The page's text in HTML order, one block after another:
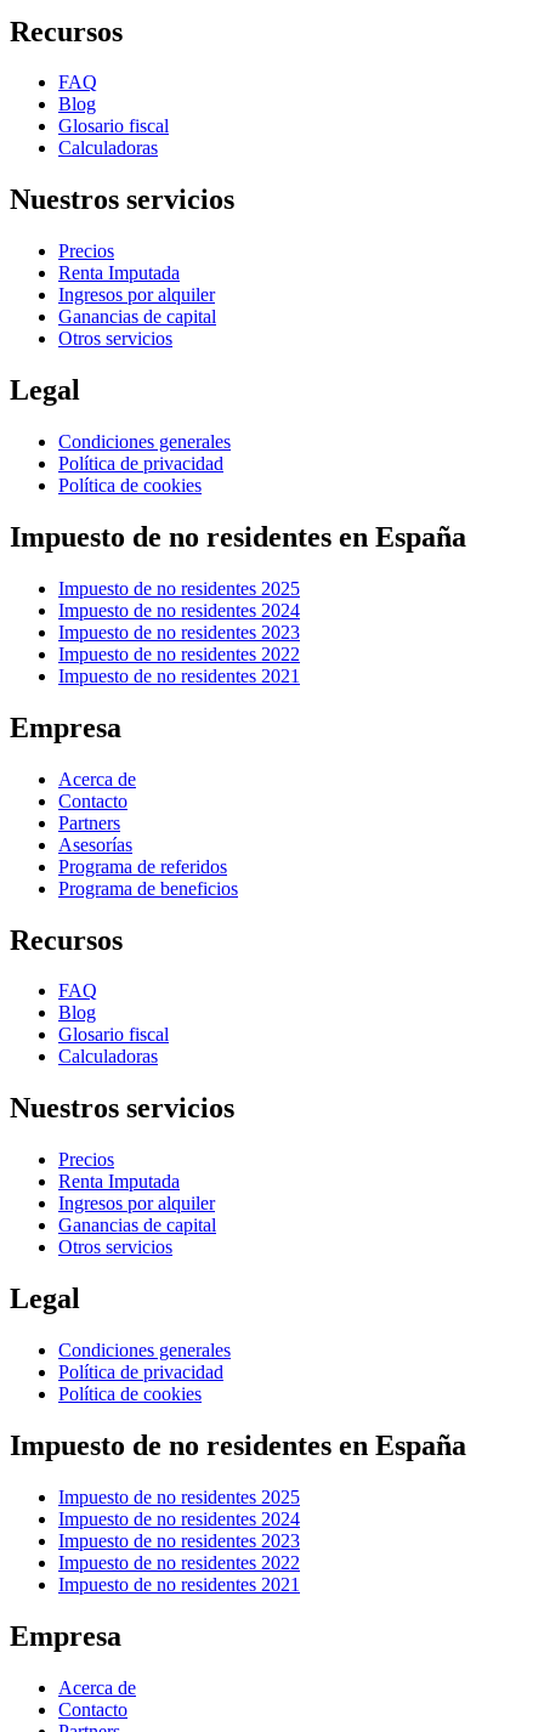
Recursos
FAQ
Blog
Glosario fiscal
Calculadoras
Nuestros servicios
Precios
Renta Imputada
Ingresos por alquiler
Ganancias de capital
Otros servicios
Legal
Condiciones generales
Política de privacidad
Política de cookies
Impuesto de no residentes en España
Impuesto de no residentes 2025
Impuesto de no residentes 2024
Impuesto de no residentes 2023
Impuesto de no residentes 2022
Impuesto de no residentes 2021
Empresa
Acerca de
Contacto
Partners
Asesorías
Programa de referidos
Programa de beneficios
Recursos
FAQ
Blog
Glosario fiscal
Calculadoras
Nuestros servicios
Precios
Renta Imputada
Ingresos por alquiler
Ganancias de capital
Otros servicios
Legal
Condiciones generales
Política de privacidad
Política de cookies
Impuesto de no residentes en España
Impuesto de no residentes 2025
Impuesto de no residentes 2024
Impuesto de no residentes 2023
Impuesto de no residentes 2022
Impuesto de no residentes 2021
Empresa
Acerca de
Contacto